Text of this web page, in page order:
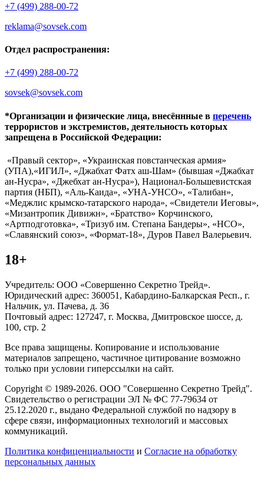
+7 (499) 288-00-72
reklama@sovsek.com
Отдел распространения:
+7 (499) 288-00-72
sovsek@sovsek.com
*Организации и физические лица, внесённные в перечень
террористов и экстремистов, деятельность которых
запрещена в Российской Федерации:
«Правый сектор», «Украинская повстанческая армия»
(УПА),«ИГИЛ», «Джабхат Фатх аш-Шам» (бывшая «Джабхат
ан-Нусра», «Джебхат ан-Нусра»), Национал-Большевистская
партия (НБП), «Аль-Каида», «УНА-УНСО», «Талибан»,
«Меджлис крымско-татарского народа», «Свидетели Иеговы»,
«Мизантропик Дивижн», «Братство» Корчинского,
«Артподготовка», «Тризуб им. Степана Бандеры», «НСО»,
«Славянский союз», «Формат-18», Дуров Павел Валерьевич.
18+
Учредитель: ООО «Совершенно Секретно Трейд».
Юридический адрес: 360051, Кабардино-Балкарская Респ., г.
Нальчик, ул. Пачева, д. 36
Почтовый адрес: 127247, г. Москва, Дмитровское шоссе, д.
100, стр. 2
Все права защищены. Копирование и использование
материалов запрещено, частичное цитирование возможно
только при условии гиперссылки на сайт.
Copyright © 1989-2026. ООО "Совершенно Секретно Трейд".
Свидетельство о регистрации ЭЛ № ФС 77-79634 от
25.12.2020 г., выдано Федеральной службой по надзору в
сфере связи, информационных технологий и массовых
коммуникаций.
Политика конфиценциальности и Согласие на обработку
персональных данных